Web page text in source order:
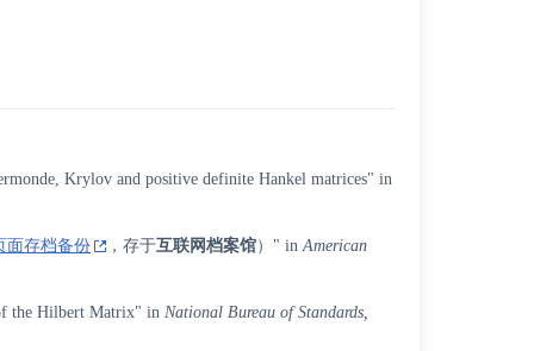
Krylov and positive definite Hankel matrices" in
面存档备份 ，存于互联网档案馆）" inAmerican
the Hilbert Matrix" in National Bureau of Standards,